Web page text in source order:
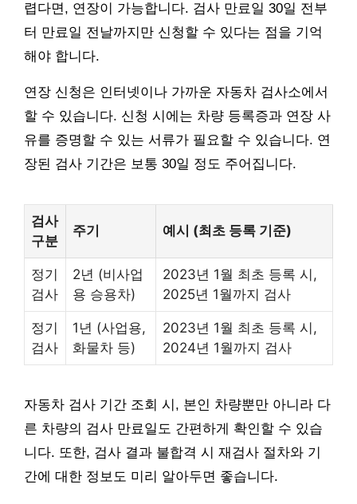
렵다면, 연장이 가능합니다. 검사 만료일 30일 전부
터 만료일 전날까지만 신청할 수 있다는 점을 기억
해야 합니다.
연장 신청은 인터넷이나 가까운 자동차 검사소에서
할 수 있습니다. 신청 시에는 차량 등록증과 연장 사
유를 증명할 수 있는 서류가 필요할 수 있습니다. 연
장된 검사 기간은 보통 30일 정도 주어집니다.
검사
구분
주기 예시 (최초 등록 기준)
정기
검사
2년 (비사업
용 승용차)
2023년 1월 최초 등록 시,
2025년 1월까지 검사
정기
검사
1년 (사업용,
화물차 등)
2023년 1월 최초 등록 시,
2024년 1월까지 검사
자동차 검사 기간 조회 시, 본인 차량뿐만 아니라 다
른 차량의 검사 만료일도 간편하게 확인할 수 있습
니다. 또한, 검사 결과 불합격 시 재검사 절차와 기
간에 대한 정보도 미리 알아두면 좋습니다.